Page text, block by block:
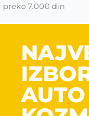
preko 7.000 din
AUTO